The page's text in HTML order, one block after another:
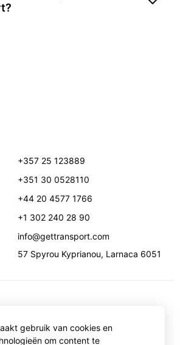
+357 25 123889
+351 30 0528110
+44 20 4577 1766
+1 302 240 28 90
info@gettransport.com
57 Spyrou Kyprianou, Larnaca 6051
gebruik van cookies en
om content te